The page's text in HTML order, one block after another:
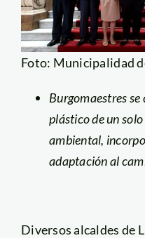
Foto: Municipalidad
Burgomaestres
plástico de un
ambiental,
adaptación al
Diversos alcaldes de